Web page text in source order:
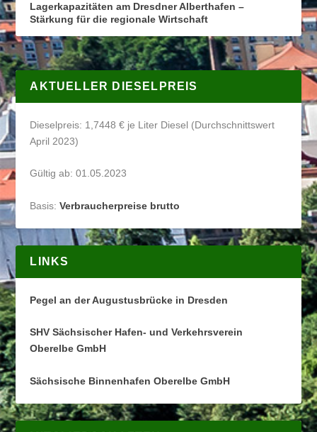
Lagerkapazitäten am Dresdner Alberthafen –
Stärkung für die regionale Wirtschaft
AKTUELLER DIESELPREIS
Dieselpreis: 1,7448 € je Liter Diesel (Durchschnittswert
April 2023)
Gültig ab: 01.05.2023
Basis:Verbraucherpreise brutto
LINKS
Pegel an der Augustusbrücke in Dresden
SHV Sächsischer Hafen- und Verkehrsverein
Oberelbe GmbH
Sächsische Binnenhafen Oberelbe GmbH